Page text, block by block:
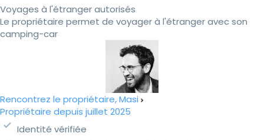
Voyages à l'étranger autorisés
Le propriétaire permet de voyager à l'étranger avec son
camping-car
Rencontrez le propriétaire, Masi
Propriétaire depuis juillet 2025
Identité vérifiée